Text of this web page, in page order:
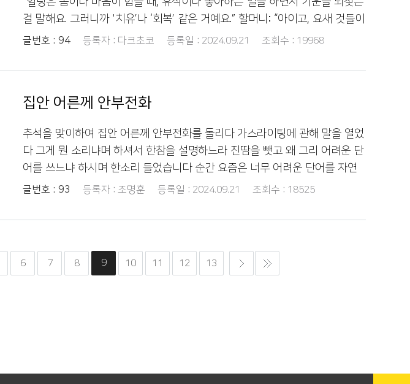
다운 말들이 많네요. 할머니 - 맞아, 우리말이 소중하지. 자주 써야 해. 나 - 다음
에 또 이런 이야기 나누면 좋겠어요! 건강 잘 챙기세요. 할머니/할아버지 - 그래,
너도 조심하고! 이렇게 자연스럽게 대화를 이어가면서 할머니와 할아버지와의
습니다. 다음 번에도 또 시도해보고 싶네요.
걸 말해요. 그러니까 '치유’나 ‘회복’ 같은 거예요.” 할머니: “아이고, 요새 것들이
쓰는 단어는 통 모르겠다.” 나: “히히, 할머니, 제가 추석 때 맛있는 거 사서 찾아
차이를 느낄 수 있었어요. 외래어가 많아지면서 의사소통이 어려워질 수 있다는
글번호 : 94 등록자 : 다크초코 등록일 : 2024.09.21 조회수 : 19968
집안 어른께 안부전화
추석을 맞이하여 집안 어른께 안부전화를 돌리다 가스라이팅에 관해 말을 열었
다 그게 뭔 소리냐며 하셔서 한참을 설명하느라 진땀을 뺏고 왜 그리 어려운 단
어를 쓰느냐 하시며 한소리 들었습니다 순간 요즘은 너무 어려운 단어를 자연
스럽게 쓰는게 아닌가 하며 문제 의식이 생기며 이번 나떄는 말이야 프로그램
글번호 : 93 등록자 : 조명훈 등록일 : 2024.09.21 조회수 : 18525
6 7 8 9 10 11 12 13